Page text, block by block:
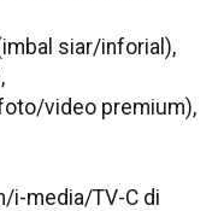
siar/inforial),
video premium),
media/TV-C di